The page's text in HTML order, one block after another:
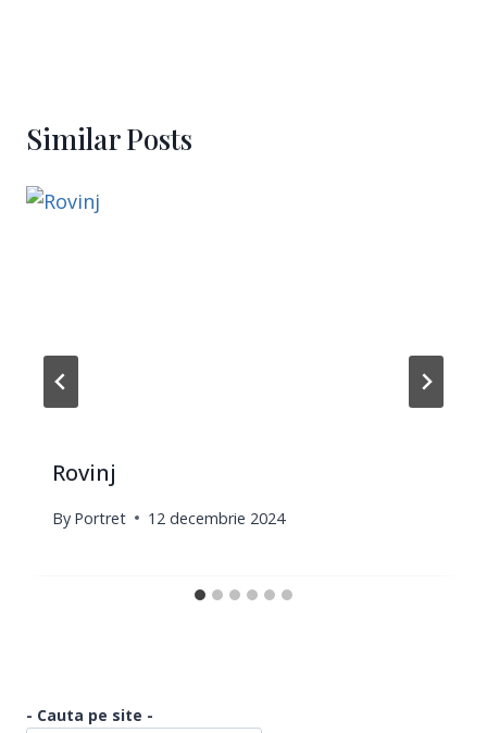
Similar Posts
Rovinj
By Portret 12 decembrie 2024
- Cauta pe site -